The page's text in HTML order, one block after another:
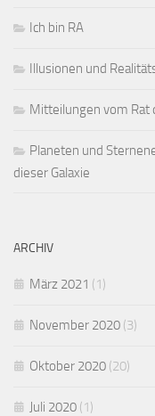
Ich bin RA
Illusionen und
Mitteilungen vom Rat
Planeten und
dieser Galaxie
ARCHIV
März 2021 (1)
November 2020 (3)
Oktober 2020 (20)
Juli 2020 (1)